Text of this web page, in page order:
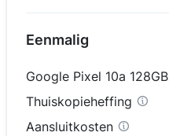
Eenmalig
Google Pixel 10a 128GB
Thuiskopieheffing
Aansluitkosten